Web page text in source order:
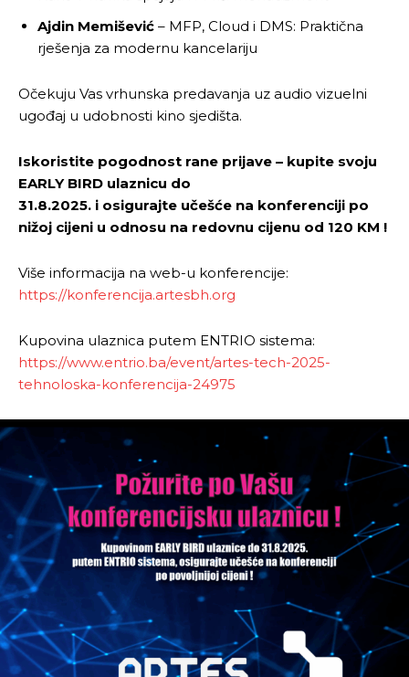
Ajdin Memišević – MFP, Cloud i DMS: Praktična
rješenja za modernu kancelariju
Očekuju Vas vrhunska predavanja uz audio vizuelni
ugođaj u udobnosti kino sjedišta.
Iskoristite pogodnost rane prijave – kupite svoju
EARLY BIRD ulaznicu do
31.8.2025. i osigurajte učešće na konferenciji po
nižoj cijeni u odnosu na redovnu cijenu od 120 KM !
Više informacija na web-u konferencije:
https://konferencija.artesbh.org
Kupovina ulaznica putem ENTRIO sistema:
https://www.entrio.ba/event/artes-tech-2025-
tehnoloska-konferencija-24975